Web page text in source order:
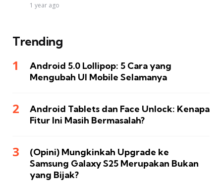
1 year ago
Trending
Android 5.0 Lollipop: 5 Cara yang
Mengubah UI Mobile Selamanya
Android Tablets dan Face Unlock: Kenapa
Fitur Ini Masih Bermasalah?
(Opini) Mungkinkah Upgrade ke
Samsung Galaxy S25 Merupakan Bukan
yang Bijak?